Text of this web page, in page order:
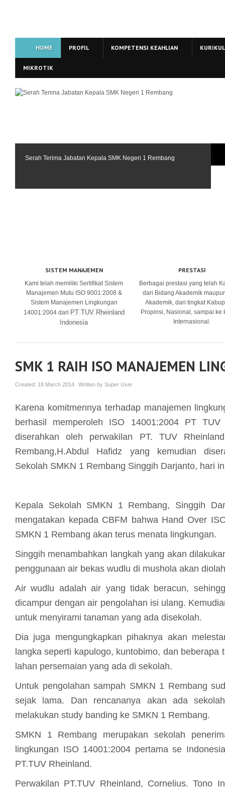
HOME PROFIL KOMPETENSI KEAHLIAN
MIKROTIK
Serah Terima Jabatan Kepala SMK Negeri 1 Rembang
SISTEM MANAJEMEN
Kami telah memiliki Sertifikat Sistem
Manajemen Mutu ISO 9001:2008 &
Sistem Manajemen Lingkungan
14001:2004 dari PT TUV Rheinland
Indonesia
PRESTASI
Berbagai prestasi yang telah
dari Bidang Akademik
Akademik, dari tingkat
Propinsi, Nasional, sampai ke
Internasional.
SMK 1 RAIH ISO MANAJEMEN
Created: 18 March 2014 Written by Super User
Karena komitmennya terhadap manajemen
berhasil memperoleh ISO 14001:2004 PT
diserahkan oleh perwakilan PT. TUV
Rembang,H.Abdul Hafidz yang kemudian
Sekolah SMKN 1 Rembang Singgih Darjanto, hari
Kepala Sekolah SMKN 1 Rembang, Singgih
mengatakan kepada CBFM bahwa Hand Over
SMKN 1 Rembang akan terus menata lingkungan.
Singgih menambahkan langkah yang akan
penggunaan air bekas wudlu di mushola akan
Air wudlu adalah air yang tidak beracun,
dicampur dengan air pengolahan isi ulang.
untuk menyirami tanaman yang ada disekolah.
Dia juga mengungkapkan pihaknya akan
langka seperti kapulogo, kuntobimo, dan beberapa
lahan persemaian yang ada di sekolah.
Untuk pengolahan sampah SMKN 1 Rembang
sejak lama. Dan rencananya akan ada
melakukan study banding ke SMKN 1 Rembang.
SMKN 1 Rembang merupakan sekolah
lingkungan ISO 14001:2004 pertama se
PT.TUV Rheinland.
Perwakilan PT.TUV Rheinland, Cornelius. Tono